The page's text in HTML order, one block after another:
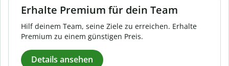
Erhalte Premium für dein Team
Hilf deinem Team, seine Ziele zu erreichen. Erhalte
Premium zu einem günstigen Preis.
Details ansehen